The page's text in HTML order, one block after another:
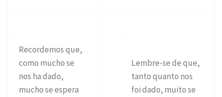
Recordemos que,
como mucho se
nos ha dado,
mucho se espera
Lembre-se de que,
tanto quanto nos
foi dado, muito se